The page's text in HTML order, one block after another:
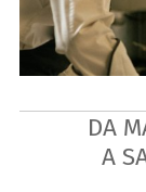
DA
A